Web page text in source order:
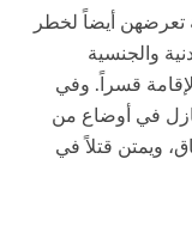
تعرضهن أيضاً لخطر
والجنسية
قسراً. وفي
في أوضاع من
ويمتن قتلاً في